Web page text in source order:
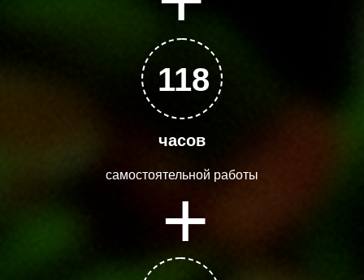
самостоятельной работы
118
часов
+